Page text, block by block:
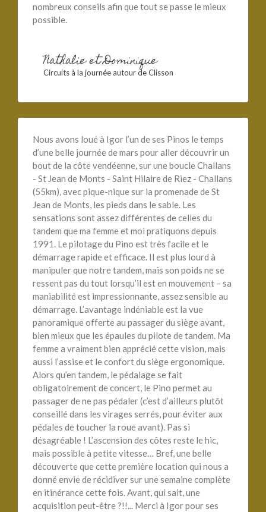
nombreux conseils afin que tout se passe le mieux
possible.
Nathalie et Dominique
Circuits à la journée autour de Clisson
Nous avons loué à Igor l’un de ses Pinos le temps
d’une belle journée de mars pour aller découvrir un
bout de la côte vendéenne, sur une boucle Challans
- St Jean de Monts - Saint Hilaire de Riez - Challans
(55km), avec pique-nique sur la promenade de St
Jean de Monts, les pieds dans le sable. Les
sensations sont assez différentes de celles du
tandem que ma femme et moi pratiquons depuis
1991. Le pilotage du Pino est très facile et le
démarrage rapide et efficace. Il est plus lourd à
manipuler que notre tandem, mais son poids ne se
ressent pas du tout lorsqu’il est en mouvement – sa
maniabilité est impressionnante, assez sensible au
démarrage. L’avantage indéniable est la vue
panoramique offerte au passager du siège avant,
bien mieux que les épaules du pilote de tandem. Ma
femme a vraiment bien apprécié cette vision, mais
aussi l’assise et le confort du siège ergonomique.
Alors qu’en tandem, le pédalage se fait
obligatoirement de concert, le Pino permet au
passager de ne pas pédaler (c’est d’ailleurs plutôt
conseillé dans les virages serrés, pour éviter aux
pédales de toucher la roue avant). Pas si
désagréable ! L’ascension des côtes reste le hic,
mais possible à petite vitesse… Bref, une belle
découverte que cette première location qui nous a
donné envie de récidiver sur une semaine complète
en itinérance cette fois. Avant, qui sait, une
acquisition peut-être ?!!... Merci à Igor pour ses